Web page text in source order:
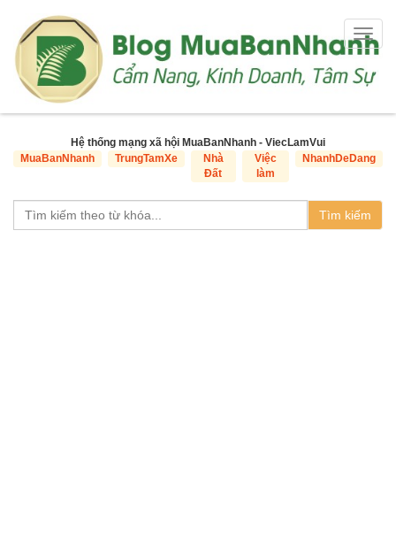
Hệ thống mạng xã hội MuaBanNhanh - ViecLamVui
MuaBanNhanh
TrungTamXe
Nhà
Đất
Việc
làm
NhanhDeDang
Tìm kiếm